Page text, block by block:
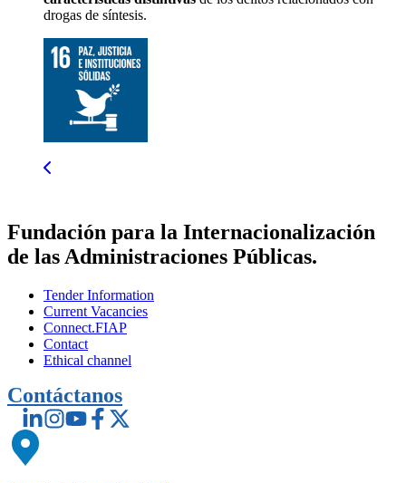
drogas de síntesis.
Fundación para la Internacionalización
de las Administraciones Públicas.
Tender Information
Current Vacancies
Connect.FIAP
Contact
Ethical channel
Contáctanos